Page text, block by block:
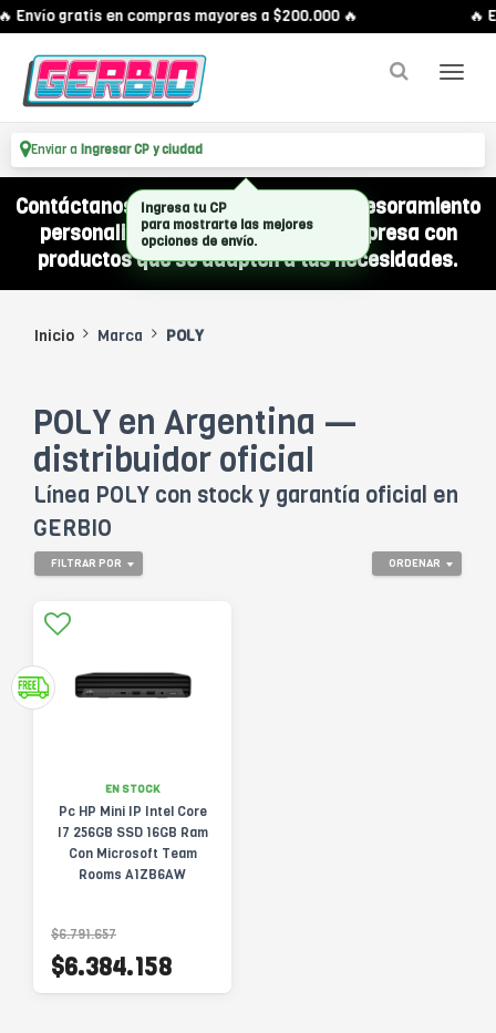
Envío gratis en compras mayores a $200.000 🔥 🔥
Enviar a Ingresar CP y ciudad
Contáctanos por WhatsApp y recibí asesoramiento
personalizado para equipar a tu empresa con
productos que se adapten a tus necesidades.
Inicio Marca POLY
POLY en Argentina —
distribuidor oficial
Línea POLY con stock y garantía oficial en
GERBIO
ORDENAR
FILTRAR POR
EN STOCK
Pc HP Mini IP Intel Core
I7 256GB SSD 16GB Ram
Con Microsoft Team
Rooms A1ZB6AW
$6.791.657
$6.384.158
Ingresa tu CP
para mostrarte las mejores
opciones de envío.